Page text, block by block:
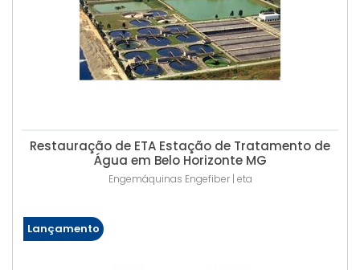
Restauração de ETA Estação de Tratamento de
Água em Belo Horizonte MG
Engemáquinas Engefiber | eta
Lançamento